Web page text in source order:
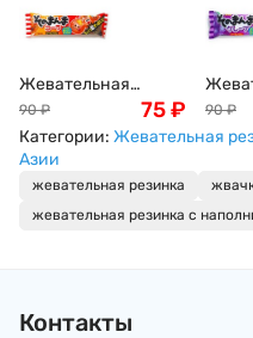
Жевательная
резинка с
наполнителем со
вкусом колы, 14,4г
90 ₽ 75₽ 90 ₽
Категории: Жевательная
Азии
жевательная резинка
жевательная резинка с
Контакты